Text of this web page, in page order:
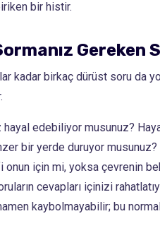
bir histir.
Gereken
kadar birkaç dürüst soru da
edebiliyor musunuz?
bir yerde duruyor
için mi, yoksa çevrenin
cevapları içinizi
kaybolmayabilir; bu